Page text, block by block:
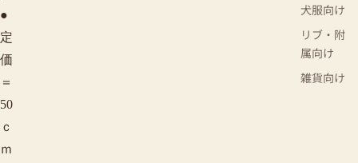
犬服向け
リブ・附
属向け
雑貨向け
●
定
価
＝
50
ｃ
ｍ